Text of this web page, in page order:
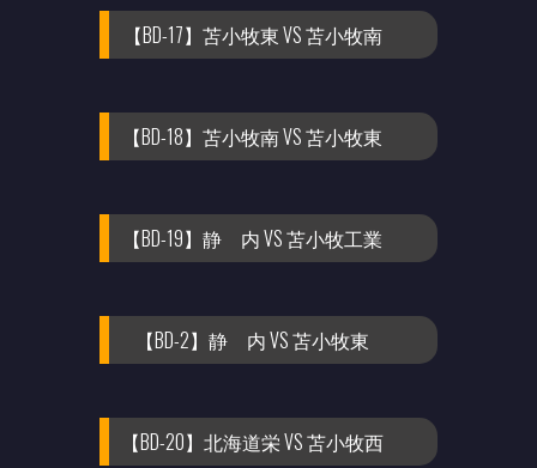
【BD-17】苫小牧東 VS 苫小牧南
【BD-18】苫小牧南 VS 苫小牧東
【BD-19】静 内 VS 苫小牧工業
【BD-2】静 内 VS 苫小牧東
【BD-20】北海道栄 VS 苫小牧西